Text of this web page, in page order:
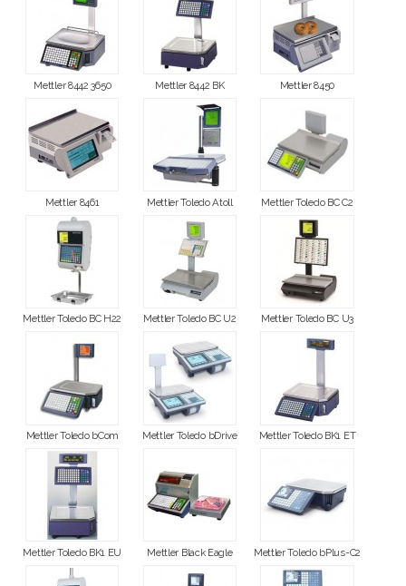
Mettler 8442 3650 Mettler 8442 BK Mettler 8450
Mettler 8461 Mettler Toledo Atoll Mettler Toledo BC C2
Mettler Toledo BC H22 Mettler Toledo BC U2 Mettler Toledo BC U3
Mettler Toledo bCom Mettler Toledo bDrive Mettler Toledo BK1 ET
Mettler Toledo BK1 EU Mettler Black Eagle Mettler Toledo bPlus-C2